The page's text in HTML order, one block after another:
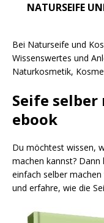
NATURSEIFE
Bei Naturseife und
Wissenswertes und
Naturkosmetik,
Seife
ebook
Du möchtest wissen,
machen kannst?
einfach selber
und erfahre, wie die